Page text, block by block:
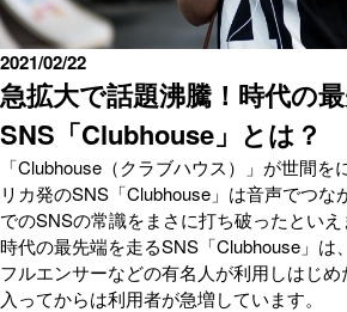
急拡大で話題沸騰！時代の
SNS「Clubhouse」とは？
2021/02/22
「Clubhouse（クラブハウス）」が世間を
リカ発のSNS「Clubhouse」は音声でつな
でのSNSの常識をまさに打ち破ったといえ
時代の最先端を走るSNS「Clubhouse」は
フルエンサーなどの有名人が利用しはじ
入ってからは利用者が急増しています。